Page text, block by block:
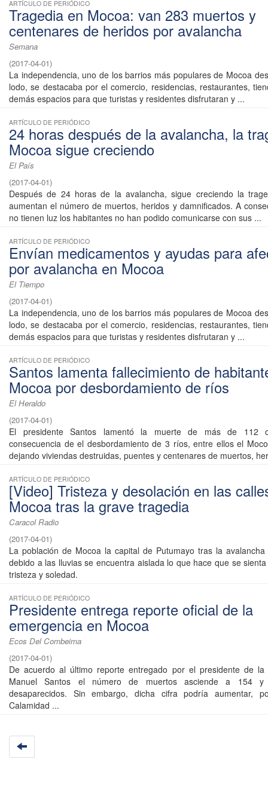
ARTÍCULO DE PERIÓDICO
Tragedia en Mocoa: van 283 muertos y
centenares de heridos por avalancha
Semana
(2017-04-01)
La independencia, uno de los barrios más populares de Mocoa
lodo, se destacaba por el comercio, residencias, restaurantes,
demás espacios para que turistas y residentes disfrutaran y ...
ARTÍCULO DE PERIÓDICO
24 horas después de la avalancha, la
Mocoa sigue creciendo
El País
(2017-04-01)
Después de 24 horas de la avalancha, sigue creciendo la
aumentan el número de muertos, heridos y damnificados. A
no tienen luz los habitantes no han podido comunicarse con sus ...
ARTÍCULO DE PERIÓDICO
Envían medicamentos y ayudas para
por avalancha en Mocoa
El Tiempo
(2017-04-01)
La independencia, uno de los barrios más populares de Mocoa
lodo, se destacaba por el comercio, residencias, restaurantes,
demás espacios para que turistas y residentes disfrutaran y ...
ARTÍCULO DE PERIÓDICO
Santos lamenta fallecimiento de
Mocoa por desbordamiento de ríos
El Heraldo
(2017-04-01)
El presidente Santos lamentó la muerte de más de 112
consecuencia de el desbordamiento de 3 ríos, entre ellos el
dejando viviendas destruidas, puentes y centenares de muertos,
ARTÍCULO DE PERIÓDICO
[Video] Tristeza y desolación en las
Mocoa tras la grave tragedia
Caracol Radio
(2017-04-01)
La población de Mocoa la capital de Putumayo tras la
debido a las lluvias se encuentra aislada lo que hace que se
tristeza y soledad.
ARTÍCULO DE PERIÓDICO
Presidente entrega reporte oficial de la
emergencia en Mocoa
Ecos Del Combeima
(2017-04-01)
De acuerdo al último reporte entregado por el presidente de la
Manuel Santos el número de muertos asciende a 154
desaparecidos. Sin embargo, dicha cifra podría aumentar,
Calamidad ...